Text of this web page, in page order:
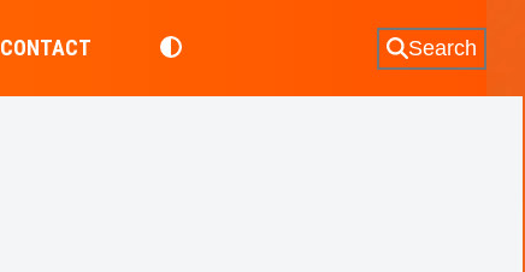
CONTACT Search